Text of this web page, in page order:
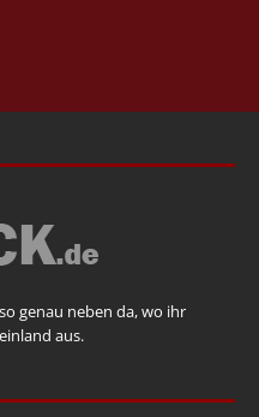
genau neben da, wo ihr
aus.